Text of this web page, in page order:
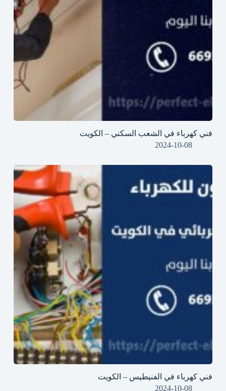
فني كهرباء في الشعب السكني – الكويت
2024-10-08
فني كهرباء في الفنيطيس – الكويت
2024-10-08